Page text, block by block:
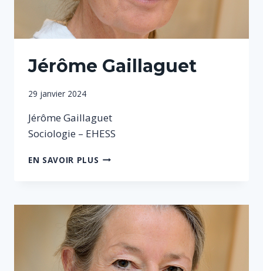
Jérôme Gaillaguet
Par
29 janvier 2024
Jérôme Gaillaguet
Sociologie – EHESS
EN SAVOIR PLUS JÉRÔME